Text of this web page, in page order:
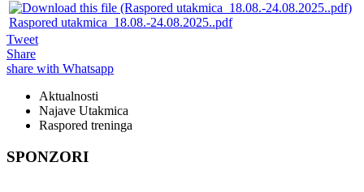
Raspored utakmica_18.08.-24.08.2025..pdf
Tweet
Share
share with Whatsapp
Aktualnosti
Najave Utakmica
Raspored treninga
SPONZORI